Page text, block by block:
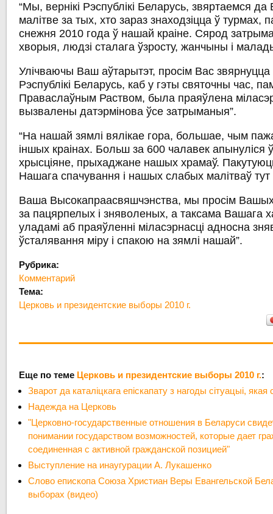
“Мы, вернікі Рэспублікі Беларусь, звяртаемся
малітве за тых, хто зараз знаходзіцца ў турмах,
снежня 2010 года ў нашай краіне. Сярод
хворыя, людзі сталага ўзросту, жанчыны і
Улічваючы Ваш аўтарытэт, просім Вас звярнуцца
Рэспублікі Беларусь, каб у гэты святочны час,
Праваслаўным Раством, была праяўлена
вызвалены датэрмінова ўсе затрыманыя”.
“На нашай зямлі вялікае гора, большае, чым
іншых краінах. Больш за 600 чалавек апынуліся
хрысціяне, прыхаджане нашых храмаў. Пакутуюць
Нашага спачування і нашых слабых малітваў тут
Ваша Высокапраасвяшчэнства, мы просім
за пацярпелых і зняволеных, а таксама Вашага
уладамі аб праяўленні міласэрнасці адносна
ўсталявання міру і спакою на зямлі нашай”.
Рубрика:
Комментарий
Тема:
Церковь и президентские выборы 2010 г.
Еще по теме Церковь и президентские выборы 2010 г.:
Зварот да каталіцкага епіскапату з нагоды сітуацыі, якая
Надежда на Церковь
"Церковно-государственные отношения в Беларуси
понимании государством возможностей, которые дает
соединенная с активной гражданской позицией"
Выступление на инаугурации А. Лукашенко
Слово епископа Союза Христиан Веры Евангельской
выборах (видео)